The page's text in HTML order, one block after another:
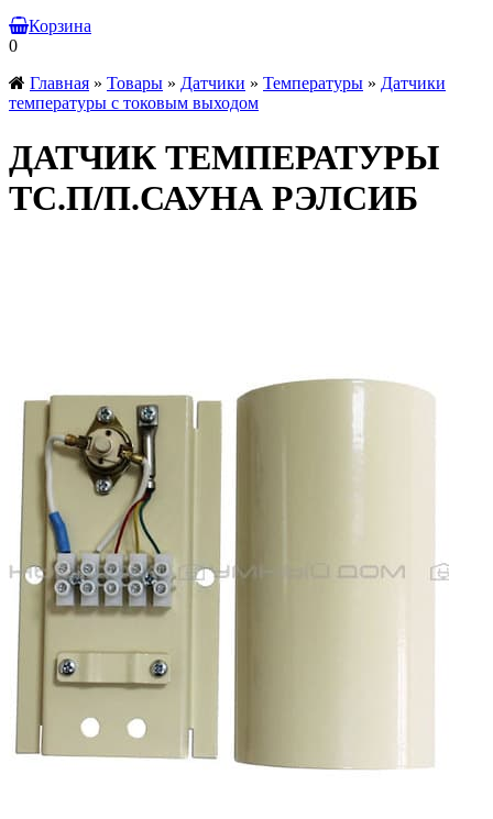
Корзина
0
Главная » Товары » Датчики » Температуры » Датчики
температуры с токовым выходом
ДАТЧИК ТЕМПЕРАТУРЫ
ТС.П/П.САУНА РЭЛСИБ